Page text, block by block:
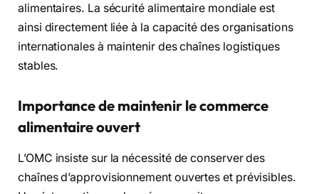
alimentaires. La sécurité alimentaire mondiale est
ainsi directement liée à la capacité des organisations
internationales à maintenir des chaînes logistiques
stables.
Importance de maintenir le commerce
alimentaire ouvert
L’OMC insiste sur la nécessité de conserver des
chaînes d’approvisionnement ouvertes et prévisibles.